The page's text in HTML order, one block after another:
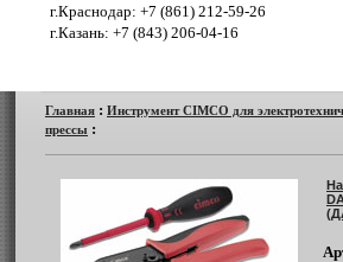
г.Краснодар: +7 (861) 212-59-26
г.Казань: +7 (843) 206-04-16
Главная : Инструмент CIMCO для
прессы :